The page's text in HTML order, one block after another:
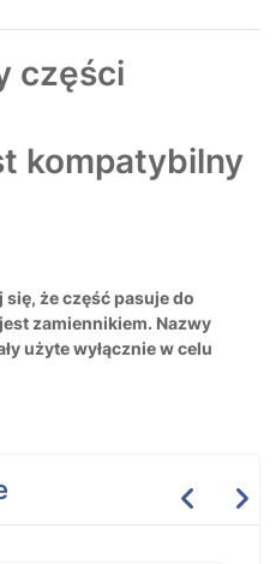
części
kompatybilny
że część pasuje do
zamiennikiem. Nazwy
użyte wyłącznie w celu